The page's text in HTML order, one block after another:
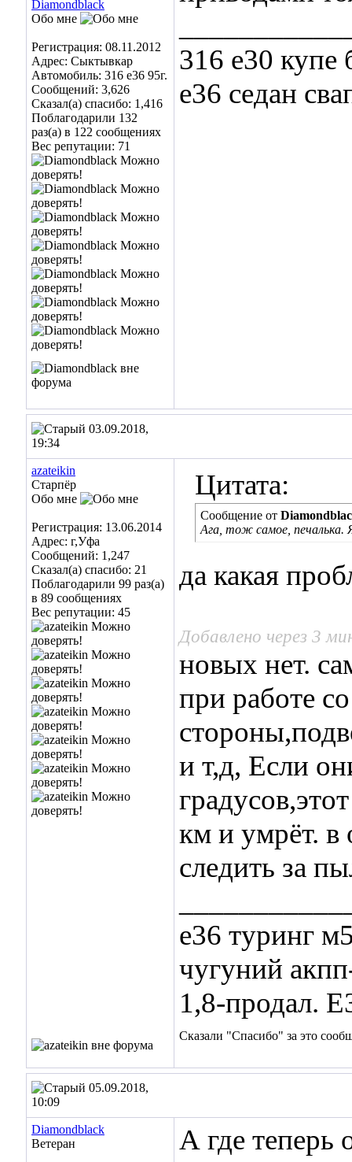
Обо мне
Регистрация: 08.11.2012
Адрес: Сыктывкар
Автомобиль: 316 e36 95г.
Сообщений: 3,626
Сказал(а) спасибо: 1,416
Поблагодарили 132
раз(а) в 122 сообщениях
Вес репутации: 71
316 e30 купе
e36 седан
03.09.2018,
19:34
azateikin
Старпёр
Обо мне
Регистрация: 13.06.2014
Адрес: г,Уфа
Сообщений: 1,247
Сказал(а) спасибо: 21
Поблагодарили 99 раз(а)
в 89 сообщениях
Вес репутации: 45
Цитата:
Сообщение от
Ага, тож самое,
да какая
Добавлено через 3
новых нет.
при работе
и т,д, Если
км и умрёт. в
следить за
е36 туринг
чугуний
1,8-продал.
Сказали "Спасибо" за это
05.09.2018,
10:09
Diamondblack
Ветеран
А где теперь